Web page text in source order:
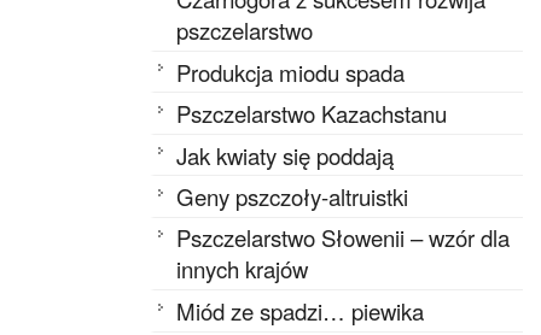
pszczelarstwo
Produkcja miodu spada
Pszczelarstwo Kazachstanu
Jak kwiaty się poddają
Geny pszczoły-altruistki
Pszczelarstwo Słowenii – wzór dla
innych krajów
Miód ze spadzi… piewika